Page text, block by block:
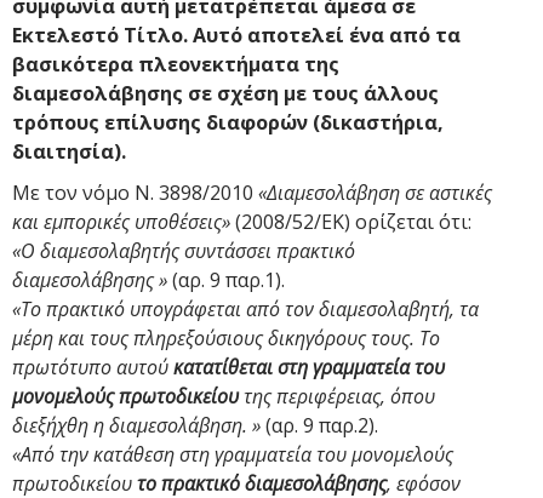
συμφωνία αυτή μετατρέπεται άμεσα σε
Εκτελεστό Τίτλο. Αυτό αποτελεί ένα από τα
βασικότερα πλεονεκτήματα της
διαμεσολάβησης σε σχέση με τους άλλους
τρόπους επίλυσης διαφορών (δικαστήρια,
διαιτησία).
Με τον νόμο Ν. 3898/2010 «Διαμεσολάβηση σε αστικές
και εμπορικές υποθέσεις»(2008/52/ΕΚ) ορίζεται ότι:
«Ο διαμεσολαβητής συντάσσει πρακτικό
διαμεσολάβησης »(αρ. 9 παρ.1).
«Το πρακτικό υπογράφεται από τον διαμεσολαβητή, τα
μέρη και τους πληρεξούσιους δικηγόρους τους. Το
πρωτότυπο αυτούκατατίθεται στη γραμματεία του
μονομελούς πρωτοδικείουτης περιφέρειας, όπου
διεξήχθη η διαμεσολάβηση. »(αρ. 9 παρ.2).
«Από την κατάθεση στη γραμματεία του μονομελούς
πρωτοδικείουτο πρακτικό διαμεσολάβησης, εφόσον